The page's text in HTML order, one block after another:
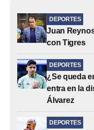
DEPORTES
Juan
con Tigres
DEPORTES
¿Se queda
entra en la
Álvarez
DEPORTES